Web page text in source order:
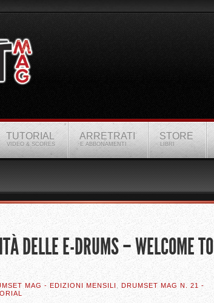
TUTORIAL
VIDEO & SCORES
ARRETRATI
E ABBONAMENTI
STORE
LIBRI
DELLE E-DRUMS – WELCOME TO
MAG - EDIZIONI MENSILI ,DRUMSET MAG N. 21 -